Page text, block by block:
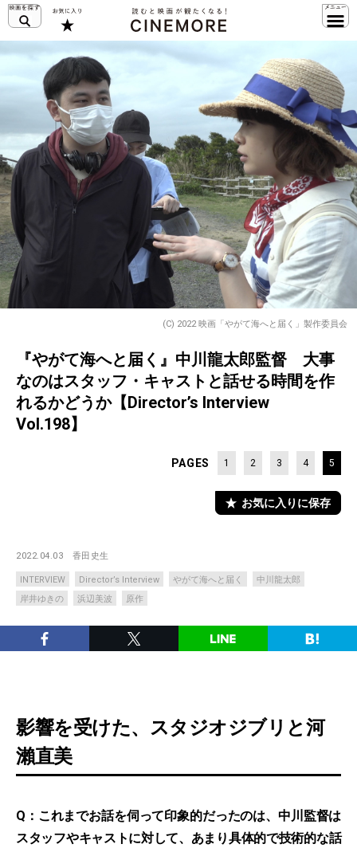
(C) 2022 映画「やがて海へと届く」製作委員会
『やがて海へと届く』中川龍太郎監督 大事
なのはスタッフ・キャストと話せる時間を作
れるかどうか【Director’s Interview
Vol.198】
PAGES 1 2 3 4 5
お気に入りに保存
2022.04.03 香田史生
INTERVIEW Director’s Interview やがて海へと届く
中川龍太郎
岸井ゆきの
浜辺美波 原作
影響を受けた、スタジオジブリと河
瀨直美
Q：これまでお話を伺って印象的だったのは、中川監督は
スタッフやキャストに対して、あまり具体的で技術的な話